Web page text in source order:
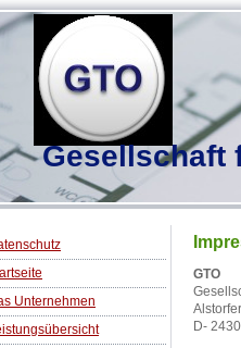
Gesellschaft
Unternehmen
GTO
D-